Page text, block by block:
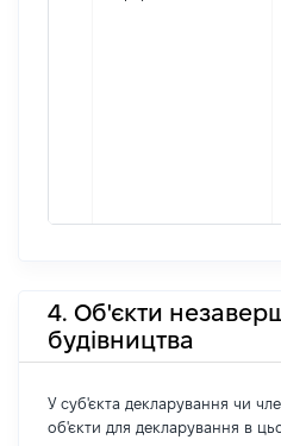
4. Об'єкти
будівництва
У суб'єкта декларування чи
об'єкти для декларування в